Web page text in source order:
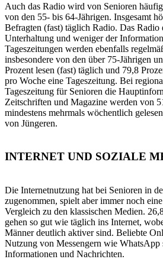
Auch das Radio wird von Senioren
von den 55- bis 64-Jährigen. Insgesamt
Befragten (fast) täglich Radio. Das Radio
Unterhaltung und weniger der
Tageszeitungen werden ebenfalls
insbesondere von den über 75-Jährigen
Prozent lesen (fast) täglich und 79,8
pro Woche eine Tageszeitung. Bei
Tageszeitung für Senioren die
Zeitschriften und Magazine werden von
mindestens mehrmals wöchentlich
von Jüngeren.
INTERNET UND SOZIALE
Die Internetnutzung hat bei Senioren in
zugenommen, spielt aber immer noch
Vergleich zu den klassischen Medien.
gehen so gut wie täglich ins Internet,
Männer deutlich aktiver sind. Beliebte
Nutzung von Messengern wie WhatsApp
Informationen und Nachrichten.